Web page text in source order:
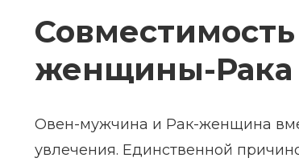
женщины-Рака
Овен-мужчина и Рак-женщина
увлечения. Единственной